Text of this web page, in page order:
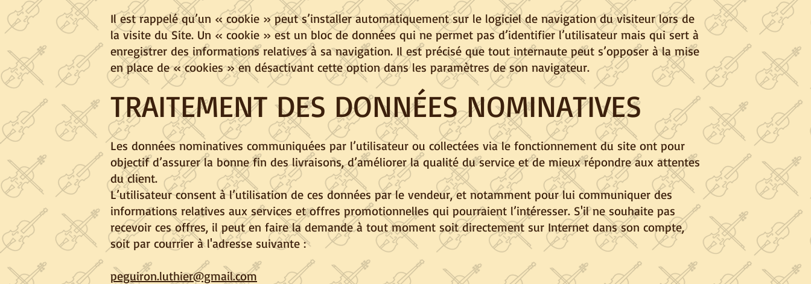
Il est rappelé qu’un « cookie » peut s’installer automatiquement sur le logiciel de navigation du visiteur lors de
la visite du Site. Un « cookie » est un bloc de données qui ne permet pas d’identifier l’utilisateur mais qui sert à
enregistrer des informations relatives à sa navigation. Il est précisé que tout internaute peut s’opposer à la mise
en place de « cookies » en désactivant cette option dans les paramètres de son navigateur.
TRAITEMENT DES DONNÉES NOMINATIVES
Les données nominatives communiquées par l’utilisateur ou collectées via le fonctionnement du site ont pour
objectif d’assurer la bonne fin des livraisons, d’améliorer la qualité du service et de mieux répondre aux attentes
du client.
L’utilisateur consent à l’utilisation de ces données par le vendeur, et notamment pour lui communiquer des
informations relatives aux services et offres promotionnelles qui pourraient l’intéresser. S'il ne souhaite pas
recevoir ces offres, il peut en faire la demande à tout moment soit directement sur Internet dans son compte,
soit par courrier à l'adresse suivante :
peguiron.luthier@gmail.com